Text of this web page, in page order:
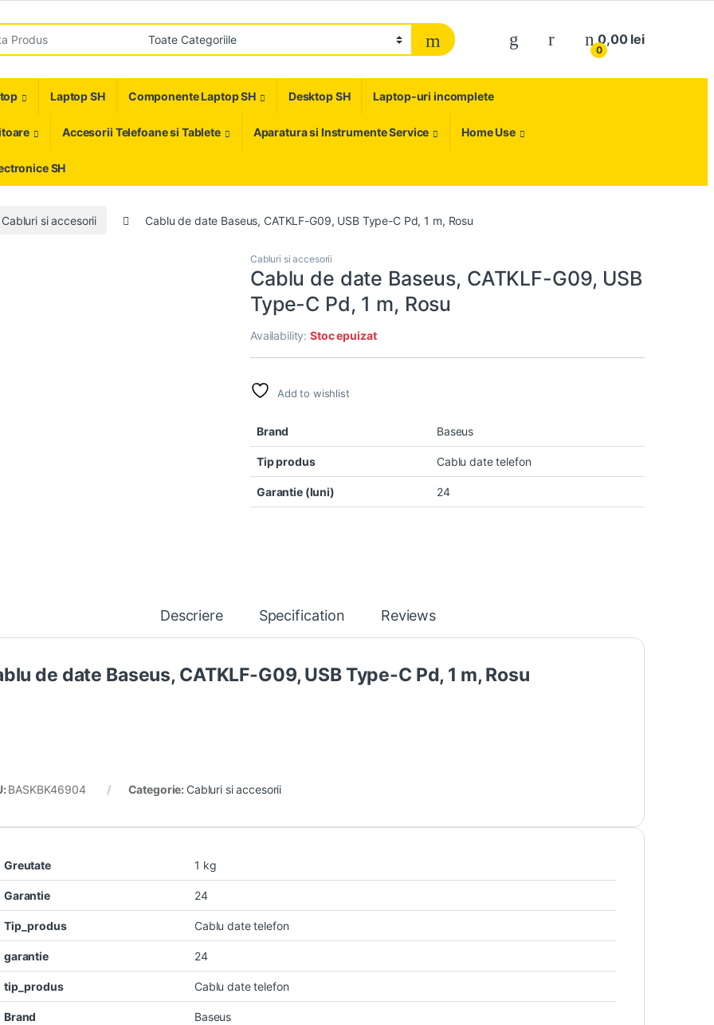
My Account
0
0,00 lei
Laptop SH Componente Laptop SH Desktop SH Laptop-uri incomplete
Accesorii Telefoane si Tablete Aparatura si Instrumente Service Home Use
SH
Cabluri si accesorii Cablu de date Baseus, CATKLF-G09, USB Type-C Pd, 1 m, Rosu
Cabluri si accesorii
Cablu de date Baseus, CATKLF-G09, USB
Type-C Pd, 1 m, Rosu
Availability:Stoc epuizat
Add to wishlist
Brand Baseus
Tip produs Cablu date telefon
Garantie (luni) 24
Descriere Specification Reviews
de date Baseus, CATKLF-G09, USB Type-C Pd, 1 m, Rosu
BASKBK46904 Categorie: Cabluri si accesorii
Greutate 1 kg
Garantie 24
Tip_produs Cablu date telefon
garantie 24
tip_produs Cablu date telefon
Brand Baseus